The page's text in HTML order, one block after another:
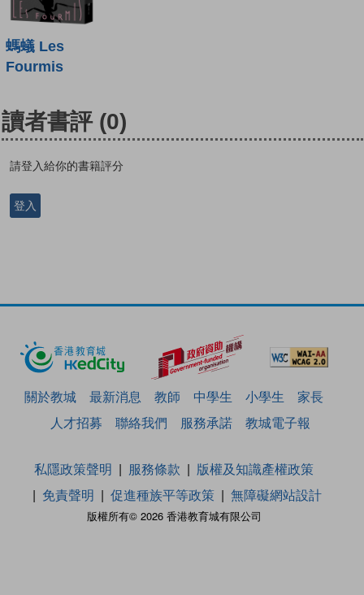
螞蟻 Les
Fourmis
讀者書評 (0)
請登入給你的書籍評分
登入
關於教城 最新消息 教師 中學生 小學生
家長
人才招募
聯絡我們 服務承諾 教城電子報
版權所有© 2026 香港教育城有限公司
私隱政策聲明 服務條款
版權及知識產權政策
免責聲明
促進種族平等政策 無障礙網站設計